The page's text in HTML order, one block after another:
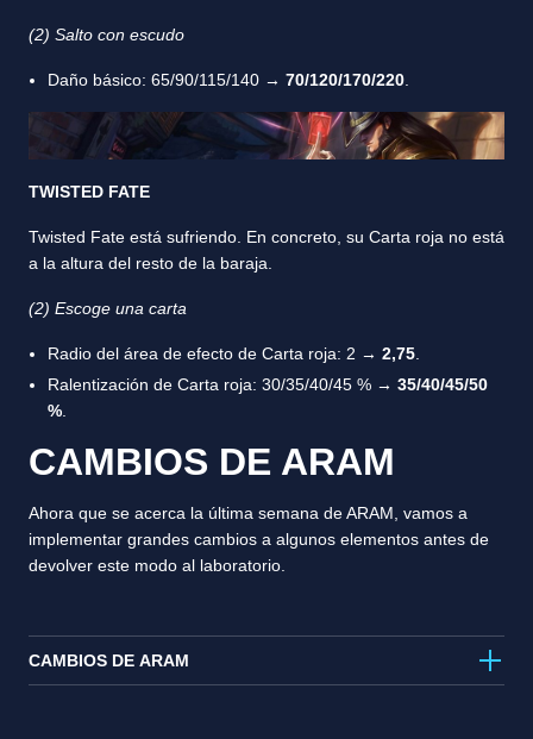
(2) Salto con escudo
Daño básico: 65/90/115/140 → 70/120/170/220
TWISTED FATE
Twisted Fate está sufriendo. En concreto, su Carta roja no está
a la altura del resto de la baraja.
(2) Escoge una carta
Radio del área de efecto de Carta roja: 2 → 2,75
Ralentización de Carta roja: 30/35/40/45 % → 35/40/45/50
%
CAMBIOS DE ARAM
Ahora que se acerca la última semana de ARAM, vamos a
implementar grandes cambios a algunos elementos antes de
devolver este modo al laboratorio.
CAMBIOS DE ARAM